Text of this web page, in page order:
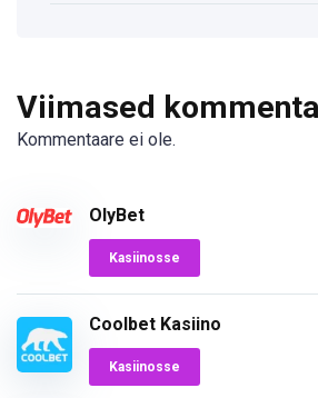
Viimased
Kommentaare ei ole.
OlyBet
Kasiinosse
Coolbet Kasiino
Kasiinosse